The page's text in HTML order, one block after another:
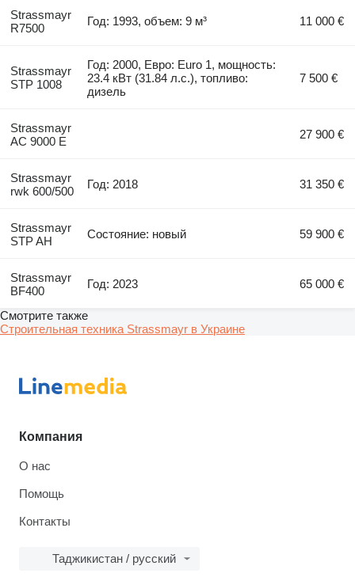
Strassmayr
R7500
Год: 1993, объем: 9 м³ 11 000 €
Strassmayr
STP 1008
Год: 2000, Евро: Euro 1, мощность:
23.4 кВт (31.84 л.с.), топливо:
дизель
7 500 €
Strassmayr
AC 9000 E
27 900 €
Strassmayr
rwk 600/500
Год: 2018 31 350 €
Strassmayr
STP AH
Состояние: новый 59 900 €
Strassmayr
BF400
Год: 2023 65 000 €
Смотрите также
Строительная техника Strassmayr в Украине
Компания
О нас
Помощь
Контакты
Таджикистан / русский